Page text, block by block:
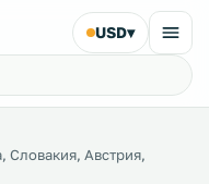
USD▾
Словакия, Австрия,